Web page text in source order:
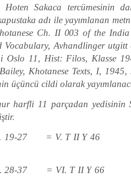
Hoten Sakaca tercümesinin
adı ile yayımlanan
Ch. II 003 of the
Vocabulary, Avhandlinger
i Oslo 11, Hist: Filos, Klasse
Khotanese Texts, I, 1945,
üçüncü cildi olarak
harfli 11 parçadan yedisinin
6. 19-27 = V. T
6. 28-37 = VI.